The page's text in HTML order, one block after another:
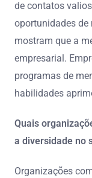
de contatos
oportunidades de
mostram que a
empresarial.
programas de
habilidades
Quais
a diversidade no
Organizações